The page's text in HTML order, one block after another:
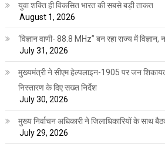
युवा शक्ति ही विकसित भारत की सबसे बड़ी ताकत
August 1, 2026
‘विज्ञान वाणी- 88.8 MHz” बन रहा राज्य में
July 31, 2026
मुख्यमंत्री ने सीएम हेल्पलाइन-1905 पर जन
निस्तारण के दिए सख्त निर्देश
July 30, 2026
मुख्य निर्वाचन अधिकारी ने जिलाधिकारियों के साथ
July 29, 2026